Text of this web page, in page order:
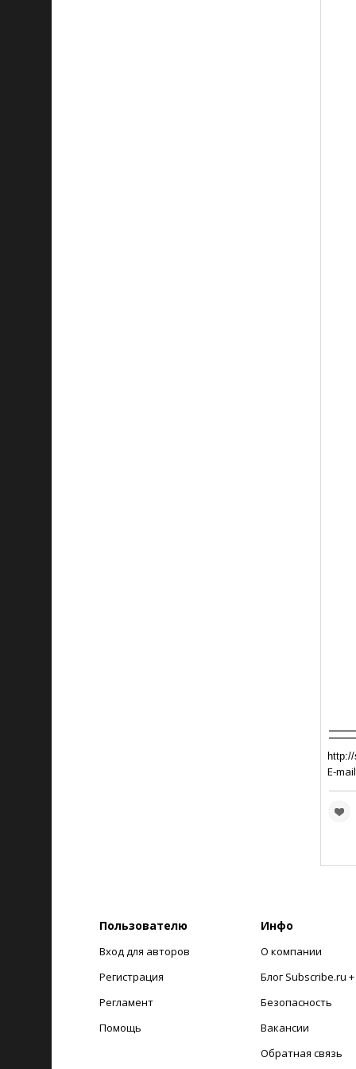
E-
Пользователю
Вход для авторов
Регистрация
Регламент
Помощь
Инфо
О компании
Блог Subscribe.ru +
Безопасность
Вакансии
Обратная связь